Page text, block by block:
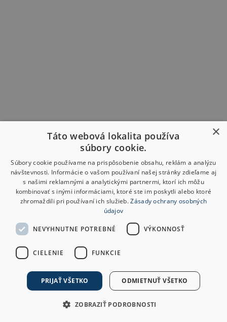
×
Táto webová lokalita používa
súbory cookie.
Súbory cookie používame na prispôsobenie obsahu, reklám a analýzu
návštevnosti. Informácie o vašom používaní našej stránky zdieľame aj
s našimi reklamnými a analytickými partnermi, ktorí ich môžu
kombinovať s inými informáciami, ktoré ste im poskytli alebo ktoré
zhromaždili pri používaní ich služieb.Zásady ochrany osobných
údajov
NEVYHNUTNE POTREBNÉ VÝKONNOSŤ
CIELENIE FUNKCIE
PRIJAŤ VŠETKO ODMIETNUŤ VŠETKO
ZOBRAZIŤ PODROBNOSTI